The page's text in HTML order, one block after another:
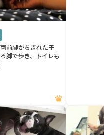
前脚がちぎれた子
脚で歩き、トイレも